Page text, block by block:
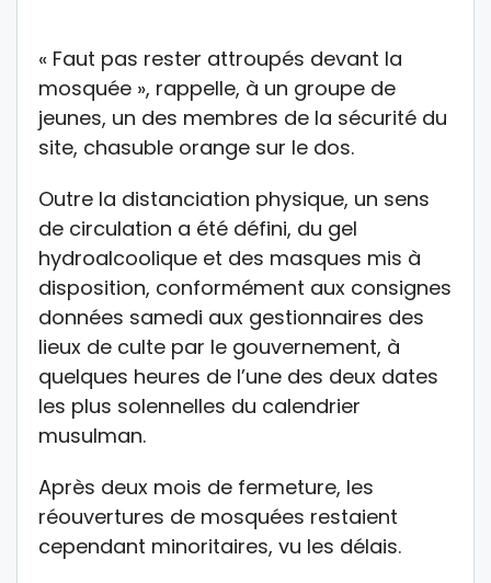
« Faut pas rester attroupés devant la
mosquée », rappelle, à un groupe de
jeunes, un des membres de la sécurité du
site, chasuble orange sur le dos.
Outre la distanciation physique, un sens
de circulation a été défini, du gel
hydroalcoolique et des masques mis à
disposition, conformément aux consignes
données samedi aux gestionnaires des
lieux de culte par le gouvernement, à
quelques heures de l’une des deux dates
les plus solennelles du calendrier
musulman.
Après deux mois de fermeture, les
réouvertures de mosquées restaient
cependant minoritaires, vu les délais.